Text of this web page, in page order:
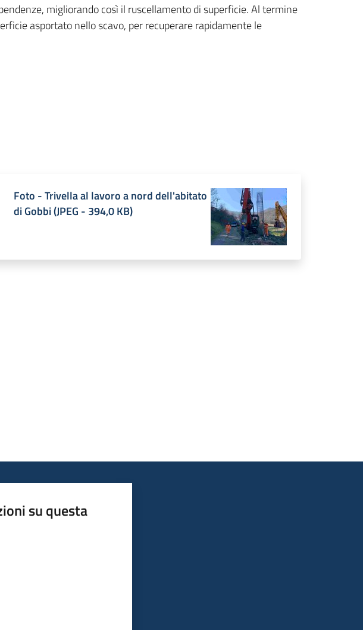
migliorando così il ruscellamento di superficie. Al termine
asportato nello scavo, per recuperare rapidamente le
Foto - Trivella al lavoro a nord dell'abitato
di Gobbi(JPEG - 394,0 KB)
su questa